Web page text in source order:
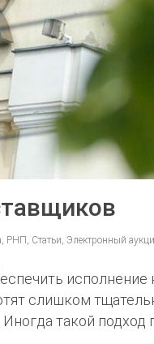
РНП, Статьи, Электронный
исполнение
слишком
такой подход